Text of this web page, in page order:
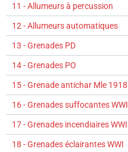
11 - Allumeurs à percussion
12 - Allumeurs automatiques
13 - Grenades PD
14 - Grenades PO
15 - Grenade antichar Mle 1918
16 - Grenades suffocantes WWI
17 - Grenades incendiaires WWI
18 - Grenades éclairantes WWI